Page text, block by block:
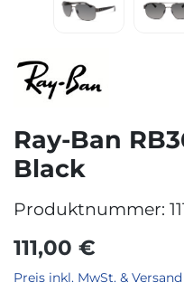
Ray-Ban
Black
Produktnummer:
111,00 €
Preis inkl. MwSt. &